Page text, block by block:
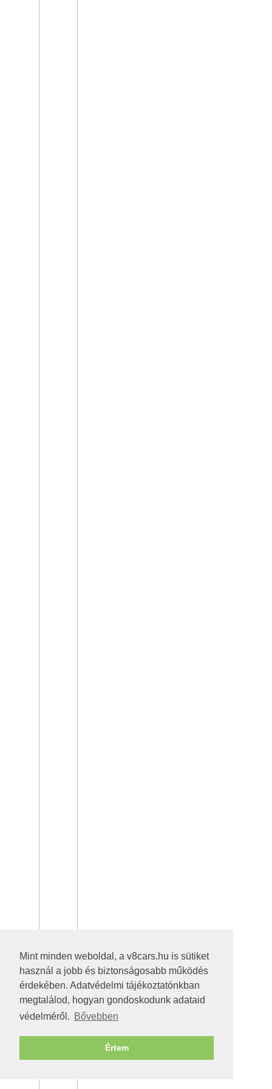
Mint minden weboldal, a v8cars.hu is sütiket
használ a jobb és biztonságosabb működés
érdekében. Adatvédelmi tájékoztatónkban
megtalálod, hogyan gondoskodunk adataid
védelméről. Bővebben
Értem